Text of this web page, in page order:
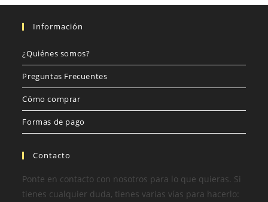
Información
¿Quiénes somos?
Preguntas Frecuentes
Cómo comprar
Formas de pago
Contacto
Ponte en contacto con nosotros para lo que quieras. Si
tienes cualquier duda, tienes varias vías para hacerlo: